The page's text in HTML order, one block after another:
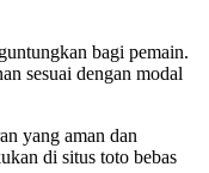
bagi pemain.
sesuai dengan modal
yang aman dan
di situs toto bebas